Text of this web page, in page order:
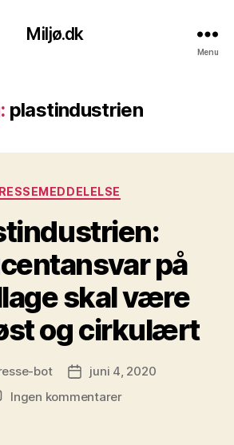
Miljø.dk
Menu
plastindustrien
Kategorier
på
skal være
og cirkulært
bot Indlægsdato
juni 4, 2020
Ingen kommentarertil